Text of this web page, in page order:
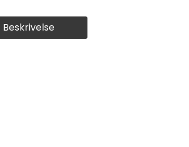
Beskrivelse